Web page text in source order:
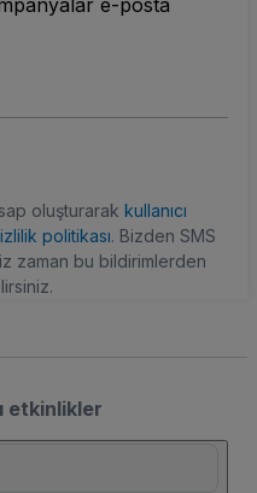
e-posta
oluşturarak kullanıcı
politikası. Bizden SMS
zaman bu bildirimlerden
etkinlikler